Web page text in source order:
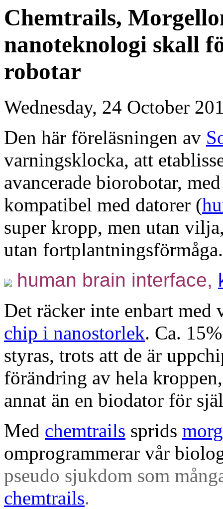
Chemtrails,
nanoteknologi skall
robotar
Wednesday, 24 October
Den här föreläsningen av
varningsklocka, att
avancerade biorobotar,
kompatibel med datorer (
super kropp, men utan
utan
human brain interface,
Det räcker inte enbart
chip i nanostorlek. Ca.
styras, trots att de är
förändring av hela
annat än en biodator för
Med chemtrails sprids
omprogrammerar vår
pseudo sjukdom som
chemtrails.